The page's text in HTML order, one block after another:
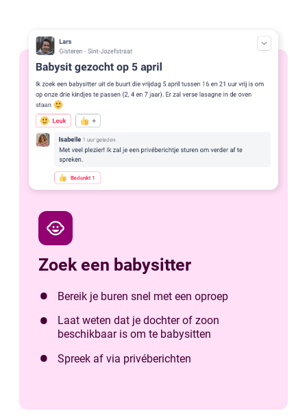
child_care
Zoek een babysitter
Bereik je buren snel met een oproep
Laat weten dat je dochter of zoon
beschikbaar is om te babysitten
Spreek af via privéberichten